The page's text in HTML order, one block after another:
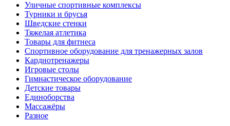
Уличные спортивные комплексы
Турники и брусья
Шведские стенки
Тяжелая атлетика
Товары для фитнеса
Спортивное оборудование для тренажерных залов
Кардиотренажеры
Игровые столы
Гимнастическое оборудование
Детские товары
Единоборства
Массажёры
Разное